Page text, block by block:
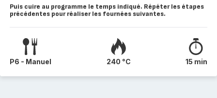
Puis cuire au programme le temps indiqué. Répéter les étapes
précédentes pour réaliser les fournées suivantes.
P6 - Manuel 240 °C 15 min